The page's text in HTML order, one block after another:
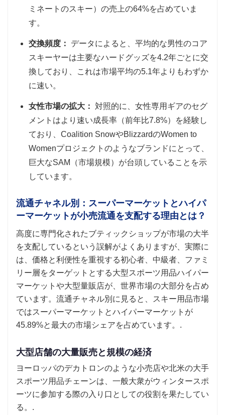
ミネートのスキー）の売上の64%を占めていま
す。
交換頻度：
データによると、平均的な男性のコア
スキーヤーは主要なハードグッズを4.2年ごとに交
換しており、これは市場平均の5.1年よりもわずか
に速い。
女性市場の拡大：
対照的に、女性専用ギアのセグ
メントはより速い成長率（前年比7.8%）を経験し
ており、Coalition SnowやBlizzardのWomen to
Womenプロジェクトのようなブランドにとって、
巨大なSAM（市場規模）が台頭していることを示
しています。
流通チャネル別：スーパーマーケットとハイパ
ーマーケットが小売流通を支配する理由とは？
高度に専門化されたブティックショップが市場の大半
を支配しているという誤解がよくありますが、実際に
は、価格と利便性を重視する初心者、中級者、ファミ
リー層をターゲットとする大型スポーツ用品ハイパー
マーケットや大型量販店が、世界市場の大部分を占め
ています。流通チャネル別に見ると、スキー用品市場
ではスーパーマーケットとハイパーマーケットが
45.89%と最大の市場シェアを占めています。.
大型店舗の大量販売と規模の経済
ヨーロッパのデカトロンのような小売店や北米の大手
スポーツ用品チェーンは、一般大衆がウィンタースポ
ーツに参加する際の入り口としての役割を果たしてい
る。.